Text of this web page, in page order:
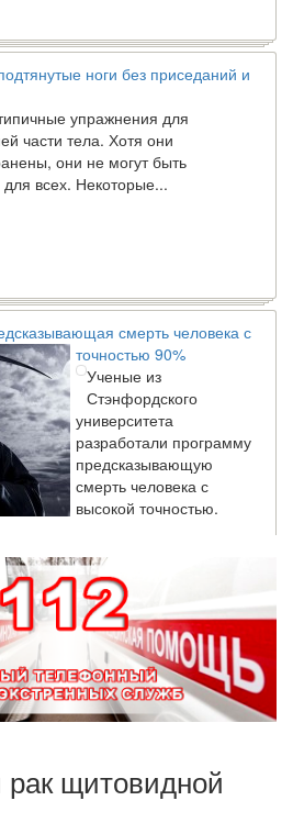
ноги без приседаний и
упражнения для
части тела. Хотя они
они не могут быть
всех. Некоторые...
смерть человека с
точностью 90%
Ученые из
Стэнфордского
университета
разработали программу
предсказывающую
смерть человека с
высокой точностью.
году превысит средний доход
россиян в два раза
Глава Минздрава РФ
Вероника Скворцова
опровергла
сообщение о падении
доходов медицинских
работников в
заявила об этом на
ведущих...щитовидной